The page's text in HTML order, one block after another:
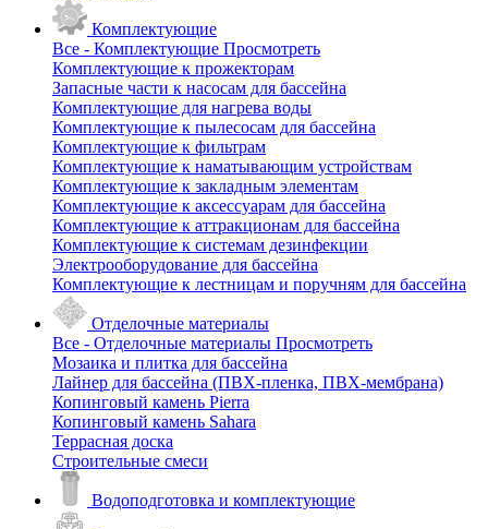
Комплектующие
Все - Комплектующие Просмотреть
Комплектующие к прожекторам
Запасные части к насосам для бассейна
Комплектующие для нагрева воды
Комплектующие к пылесосам для бассейна
Комплектующие к фильтрам
Комплектующие к наматывающим устройствам
Комплектующие к закладным элементам
Комплектующие к аксессуарам для бассейна
Комплектующие к аттракционам для бассейна
Комплектующие к системам дезинфекции
Электрооборудование для бассейна
Комплектующие к лестницам и поручням для бассейна
Отделочные материалы
Все - Отделочные материалы Просмотреть
Мозаика и плитка для бассейна
Лайнер для бассейна (ПВХ-пленка, ПВХ-мембрана)
Копинговый камень Pierra
Копинговый камень Sahara
Террасная доска
Строительные смеси
Водоподготовка и комплектующие